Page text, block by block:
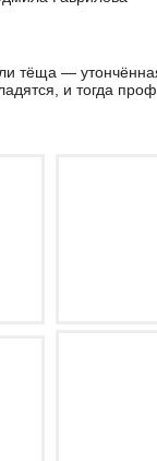
тёща —
и тогда